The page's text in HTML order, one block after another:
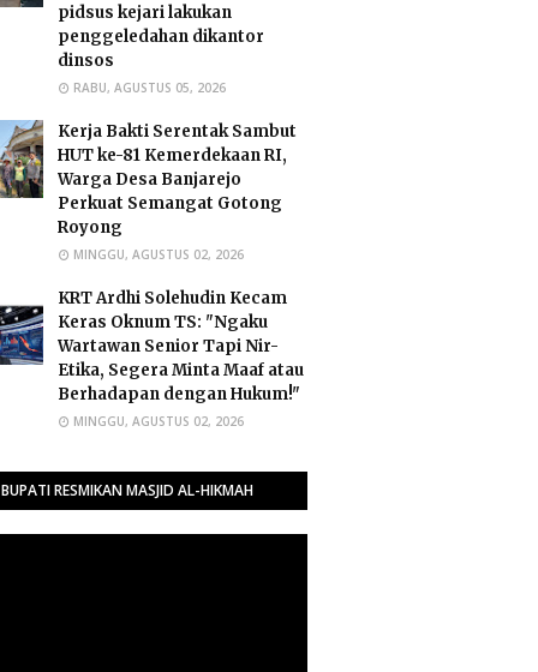
pidsus kejari lakukan
penggeledahan dikantor
dinsos
RABU, AGUSTUS 05, 2026
Kerja Bakti Serentak Sambut
HUT ke-81 Kemerdekaan RI,
Warga Desa Banjarejo
Perkuat Semangat Gotong
Royong
MINGGU, AGUSTUS 02, 2026
​KRT Ardhi Solehudin Kecam
Keras Oknum TS: "Ngaku
Wartawan Senior Tapi Nir-
Etika, Segera Minta Maaf atau
Berhadapan dengan Hukum!"
MINGGU, AGUSTUS 02, 2026
BUPATI RESMIKAN MASJID AL-HIKMAH